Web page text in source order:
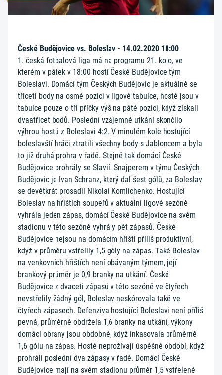
České Budějovice vs. Boleslav - 14.02.2020 18:00
1. česká fotbalová liga má na programu 21. kolo, ve
kterém v pátek v 18:00 hostí České Budějovice tým
Boleslavi. Domácí tým Českých Budějovic je aktuálně se
třiceti body na osmé pozici v ligové tabulce, hosté jsou v
tabulce pouze o tři příčky výš na páté pozici, když získali
dvaatřicet bodů. Poslední vzájemné utkání skončilo
výhrou hostů z Boleslavi 4:2. V minulém kole hostující
boleslavští hráči ztratili všechny body s Jabloncem a byla
to již druhá prohra v řadě. Stejně tak domácí České
Budějovice prohrály se Slavií. Snajperem v týmu Českých
Budějovic je Ivan Schranz, který dal šest gólů, za Boleslav
se devětkrát prosadil Nikolai Komlichenko. Hostující
Boleslav na hřištích soupeřů v aktuální ligové sezóně
vyhrála jeden zápas, domácí České Budějovice na svém
stadionu v této sezóně vyhrály pět zápasů. České
Budějovice nejsou na domácím hřišti příliš produktivní,
když v průměru vstřelily 1,5 góly na zápas. Také Boleslav
na venkovních hřištích není obávaným týmem, její
brankový průměr je 0,9 branky na utkání. České
Budějovice z dvaceti zápasů v této sezóně ve čtyřech
nevstřelily žádný gól, Boleslav neskórovala také ve
čtyřech zápasech. Defenziva hostující Boleslavi není příliš
pevná, průměrně obdržela 1,6 branky na utkání, výkony
domácí obrany jsou obdobné, když inkasovala průměrně
1,6 gólu na zápas. Hosté neprožívají úspěšné období, když
prohráli poslední dva zápasy v řadě. Domácí České
Budějovice mají na svém stadionu průměr 1,5 vstřelené